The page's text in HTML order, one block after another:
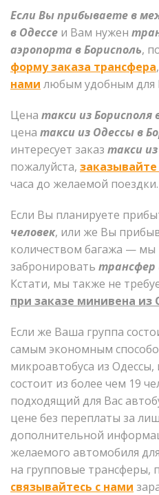
Если Вы прибываете в
в Одессе и Вам нужен
аэропорта в Борисполь,
форму заказа трансфера
нами любым удобным для
Цена такси из Борисполя
цена такси из Одессы в
интересует заказ такси
пожалуйста, заказывайте
часа до желаемой поездки.
Если Вы планируете
человек, или же Вы
количеством багажа —
забронировать трансфер
Кстати, мы также не
при заказе минивена из
Если же Ваша группа
самым экономным
микроавтобуса из
состоит из более чем 19
подходящий для Вас
цене без переплаты за
дополнительной
желаемого автомобиля
на групповые трансферы,
связывайтесь с нами